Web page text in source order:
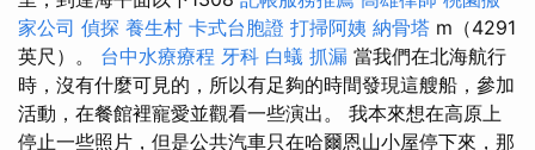
家公司 偵探 養生村 卡式台胞證 打掃阿姨 納骨塔 m（4291
英尺）。 台中水療療程 牙科 白蟻 抓漏 當我們在北海航行
時，沒有什麼可見的，所以有足夠的時間發現這艘船，參加
活動，在餐館裡寵愛並觀看一些演出。 我本來想在高原上
停止一些照片，但是公共汽車只在哈爾恩山小屋停下來，那